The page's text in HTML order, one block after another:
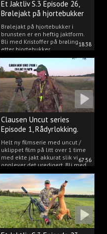
18:38
Et Jaktliv S.3 Episode 26,
Brølejakt på hjortebukker
med Kristoffer Clausen
Brølejakt på hjortebukker i
brunsten er en heftig jaktform.
Bli med Kristoffer på brøling
etter hjortebukker.
67:56
Clausen Uncut series
Episode 1, Rådyrlokking.
Helt ny filmserie med uncut /
uklippet film på litt over 1 time
med ekte jakt akkurat slik vi
opplever det uredigert. Bli med
Kristoffer og opplev akkurat det
vi gjør når vi er ute og lokker
rådyr.